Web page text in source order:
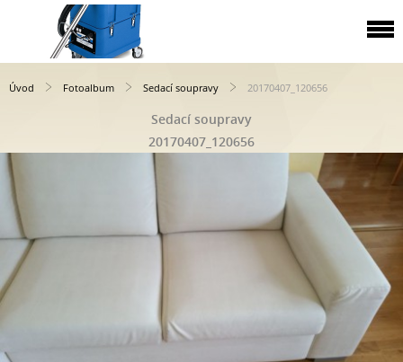
Úvod Fotoalbum Sedací soupravy 20170407_120656
Sedací soupravy
20170407_120656